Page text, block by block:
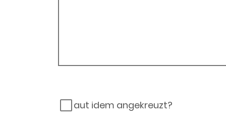
aut idem angekreuzt?